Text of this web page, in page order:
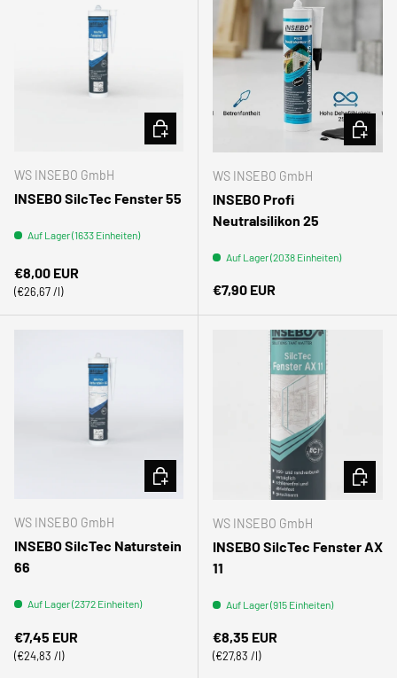
WS INSEBO GmbH
INSEBO SilcTec Fenster 55
Auf Lager (1633 Einheiten)
Normaler Preis
€8,00 EUR
Grundpreis
€26,67 /l
OPTIONEN AUSWÄHLEN
WS INSEBO GmbH
INSEBO Profi
Neutralsilikon 25
Auf Lager (2038 Einheiten)
Normaler Preis
€7,90 EUR
WS INSEBO GmbH
INSEBO SilcTec Naturstein
66
Auf Lager (2372 Einheiten)
Normaler Preis
€7,45 EUR
Grundpreis
€24,83 /l
OPTIONEN AUSWÄHLEN
WS INSEBO GmbH
INSEBO SilcTec Fenster AX
11
Auf Lager (915 Einheiten)
Normaler Preis
€8,35 EUR
Grundpreis
€27,83 /l